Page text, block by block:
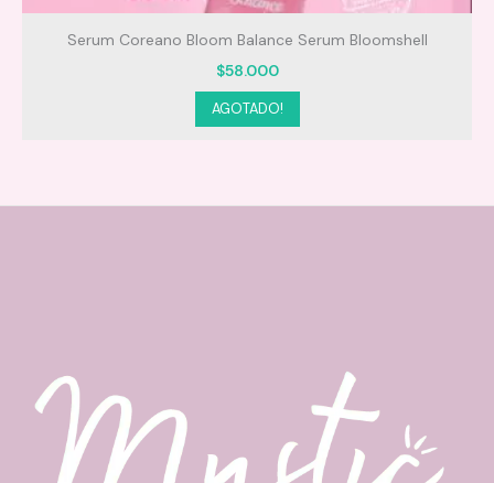
Serum Coreano Bloom Balance Serum Bloomshell
$58.000
AGOTADO!